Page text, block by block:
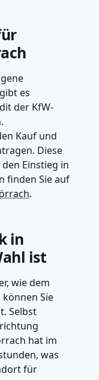
es
der KfW-
Kauf und
Diese
Einstieg in
finden Sie auf
.
in
ist
wie dem
können Sie
Selbst
hat im
was
für